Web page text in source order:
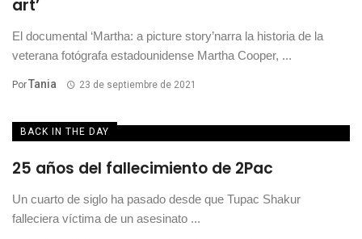
art’
El documental ‘Martha: a picture story’narra la historia de la
veterana fotógrafa estadounidense Martha Cooper, ...
PorTania 23 de septiembre de 2021
BACK IN THE DAY
25 años del fallecimiento de 2Pac
Un cuarto de siglo ha pasado desde que Tupac Shakur
falleciera víctima de un asesinato ...